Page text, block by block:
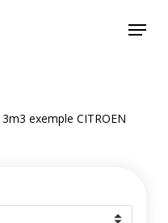
Menu
3m3 exemple CITROEN